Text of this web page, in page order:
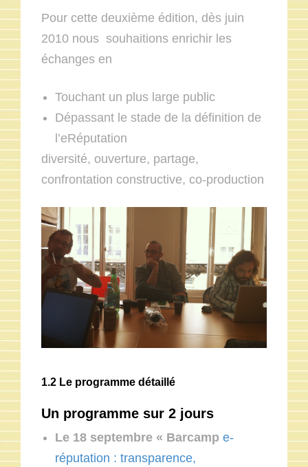
Pour cette deuxième édition, dès juin
2010 nous souhaitions enrichir les
échanges en
Touchant un plus large public
Dépassant le stade de la définition de
l’eRéputation
diversité, ouverture, partage,
confrontation constructive, co-production
1.2 Le programme détaillé
Un programme sur 2 jours
Le 18 septembre « Barcamp e-
réputation : transparence,